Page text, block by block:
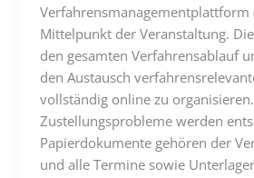
Verfahrensmanagementplattform
Mittelpunkt der Veranstaltung.
den gesamten Verfahrensablauf
den Austausch
vollständig online zu organisieren.
Zustellungsprobleme werden
Papierdokumente gehören der
und alle Termine sowie